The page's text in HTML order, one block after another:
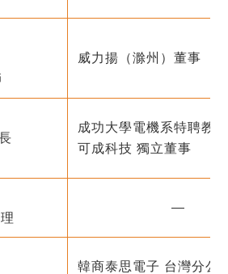
威力揚（滁州）董事
成功大學電機系特聘教授
可成科技 獨立董事
—
韓商泰思電子 台灣分公